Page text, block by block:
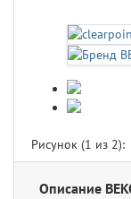
Рисунок (1 из 2):
Описание